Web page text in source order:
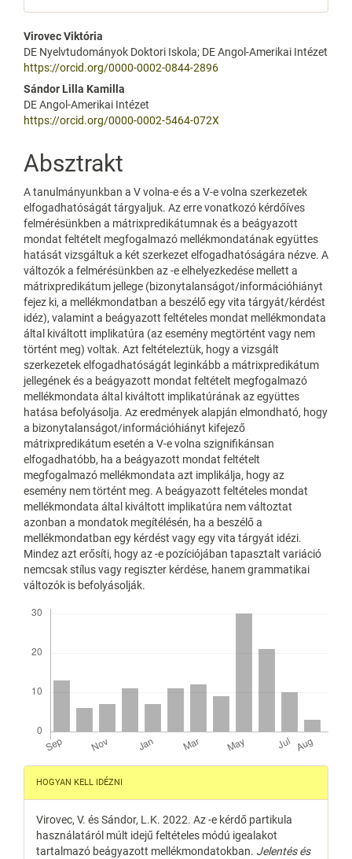
Main
Article
Content
Virovec Viktória
DE Nyelvtudományok Doktori Iskola; DE Angol-Amerikai Intézet
https://orcid.org/0000-0002-0844-2896
Sándor Lilla Kamilla
DE Angol-Amerikai Intézet
https://orcid.org/0000-0002-5464-072X
Absztrakt
A tanulmányunkban a V volna-e és a V-e volna szerkezetek
elfogadhatóságát tárgyaljuk. Az erre vonatkozó kérdőíves
felmérésünkben a mátrixpredikátumnak és a beágyazott
mondat feltételt megfogalmazó mellékmondatának együttes
hatását vizsgáltuk a két szerkezet elfogadhatóságára nézve. A
változók a felmérésünkben az -e elhelyezkedése mellett a
mátrixpredikátum jellege (bizonytalanságot/információhiányt
fejez ki, a mellékmondatban a beszélő egy vita tárgyát/kérdést
idéz), valamint a beágyazott feltételes mondat mellékmondata
által kiváltott implikatúra (az esemény megtörtént vagy nem
történt meg) voltak. Azt feltételeztük, hogy a vizsgált
szerkezetek elfogadhatóságát leginkább a mátrixpredikátum
jellegének és a beágyazott mondat feltételt megfogalmazó
mellékmondata által kiváltott implikatúrának az együttes
hatása befolyásolja. Az eredmények alapján elmondható, hogy
a bizonytalanságot/információhiányt kifejező
mátrixpredikátum esetén a V-e volna szignifikánsan
elfogadhatóbb, ha a beágyazott mondat feltételt
megfogalmazó mellékmondata azt implikálja, hogy az
esemény nem történt meg. A beágyazott feltételes mondat
mellékmondata által kiváltott implikatúra nem változtat
azonban a mondatok megítélésén, ha a beszélő a
mellékmondatban egy kérdést vagy egy vita tárgyát idézi.
Mindez azt erősíti, hogy az -e pozíciójában tapasztalt variáció
nemcsak stílus vagy regiszter kérdése, hanem grammatikai
változók is befolyásolják.
Article
Details
HOGYAN KELL IDÉZNI
Virovec, V. és Sándor, L.K. 2022. Az -e kérdő partikula
használatáról múlt idejű feltételes módú igealakot
tartalmazó beágyazott mellékmondatokban. Jelentés és